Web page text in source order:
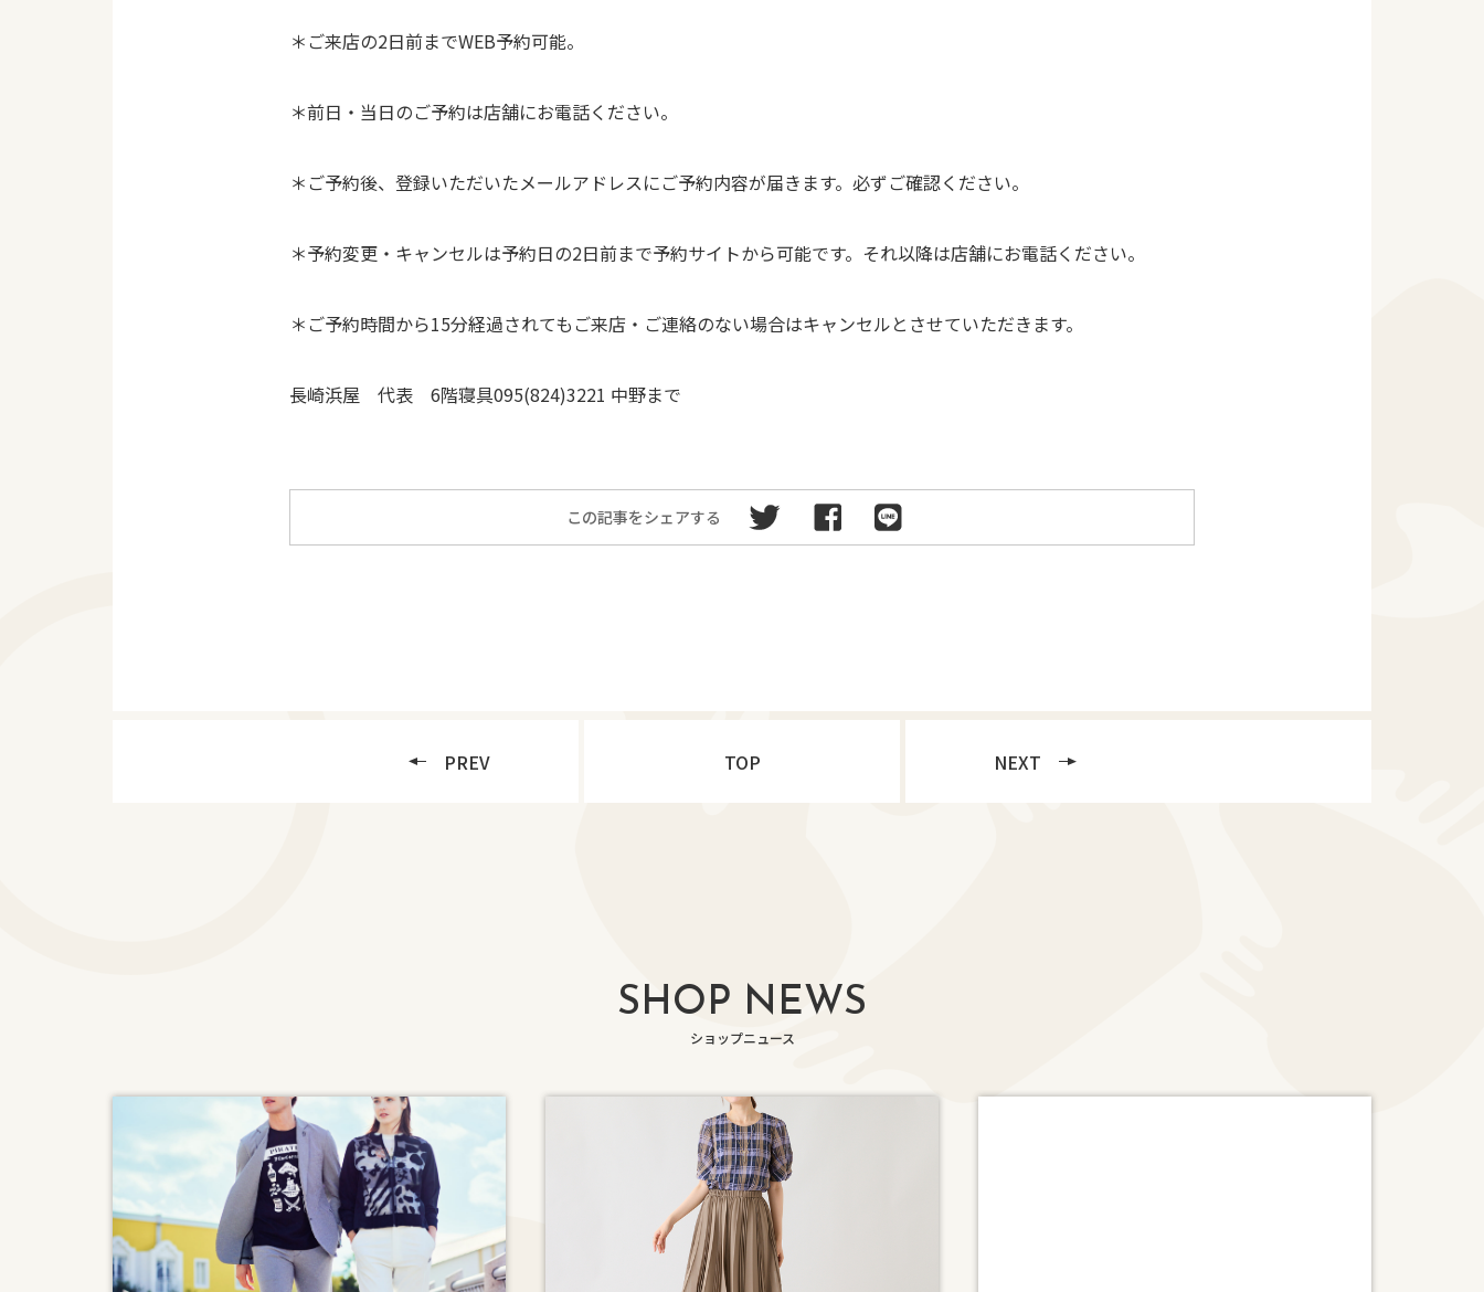
＊ご来店の2日前までWEB予約可能。
＊前日・当日のご予約は店舗にお電話ください。
＊ご予約後、登録いただいたメールアドレスにご予約内容が届きます。必ずご確認ください。
＊予約変更・キャンセルは予約日の2日前まで予約サイトから可能です。それ以降は店舗にお電話ください。
＊ご予約時間から15分経過されてもご来店・ご連絡のない場合はキャンセルとさせていただきます。
長崎浜屋 代表 6階寝具095(824)3221 中野まで
この記事をシェアする
PREV TOP NEXT
SHOP NEWS
ショップニュース